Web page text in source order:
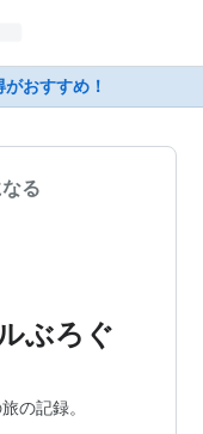
おすすめ！
る
ぶろぐ
の記録。